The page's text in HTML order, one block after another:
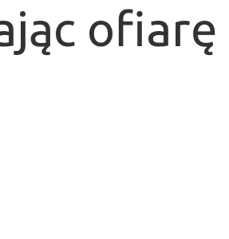
ofiarę